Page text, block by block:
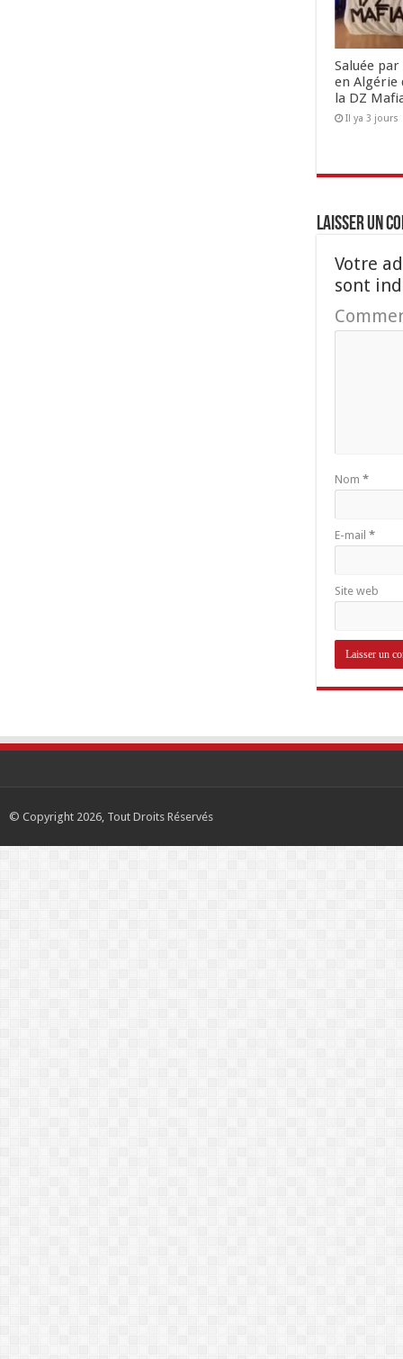
Saluée
en Algérie
la DZ
Il ya 3 jours
Laisser un
Votre
sont
Nom *
E-mail *
Site web
© Copyright 2026, Tout Droits Réservés